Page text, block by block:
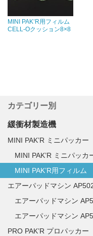
MINI PAK’R用フィルム
CELL-Oクッション8×8
カテゴリー別
緩衝材製造機
MINI PAK’R ミニパッカー
MINI PAK’R ミニパッカ
MINI PAK’R用フィルム
エアーパッドマシン
エアーパッドマシン
エアーパッドマシン
PRO PAK’R プロパッカー